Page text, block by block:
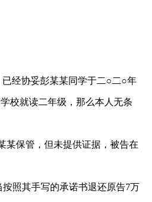
经协妥彭某某同学于二○二○年
校就读二年级，那么本人无条
某保管，但未提供证据，被告在
照其手写的承诺书退还原告7万